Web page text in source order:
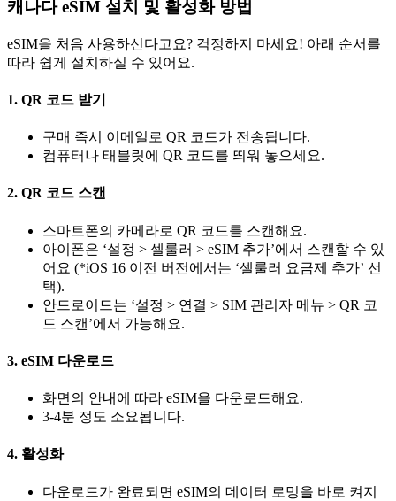
캐나다 eSIM 설치 및 활성화 방법
eSIM을 처음 사용하신다고요? 걱정하지 마세요! 아래 순서를
따라 쉽게 설치하실 수 있어요.
1. QR 코드 받기
구매 즉시 이메일로 QR 코드가 전송됩니다.
컴퓨터나 태블릿에 QR 코드를 띄워 놓으세요.
2. QR 코드 스캔
스마트폰의 카메라로 QR 코드를 스캔해요.
아이폰은 ‘설정 > 셀룰러 > eSIM 추가’에서 스캔할 수 있
어요 (*iOS 16 이전 버전에서는 ‘셀룰러 요금제 추가’ 선
택).
안드로이드는 ‘설정 > 연결 > SIM 관리자 메뉴 > QR 코
드 스캔’에서 가능해요.
3. eSIM 다운로드
화면의 안내에 따라 eSIM을 다운로드해요.
3-4분 정도 소요됩니다.
4. 활성화
다운로드가 완료되면 eSIM의 데이터 로밍을 바로 켜지